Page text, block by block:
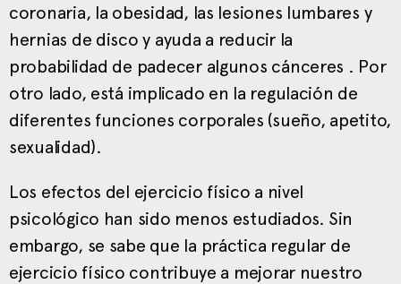
coronaria, la obesidad, las lesiones lumbares y
hernias de disco y ayuda a reducir la
probabilidad de padecer algunos cánceres . Por
otro lado, está implicado en la regulación de
diferentes funciones corporales (sueño, apetito,
sexualidad).
Los efectos del ejercicio físico a nivel
psicológico han sido menos estudiados. Sin
embargo, se sabe que la práctica regular de
ejercicio físico contribuye a mejorar nuestro